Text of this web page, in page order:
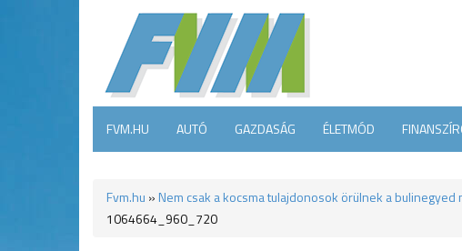
FVM.HU AUTÓ GAZDASÁG ÉLETMÓD
Fvm.hu » Nem csak a kocsma tulajdonosok örülnek a
1064664_960_720